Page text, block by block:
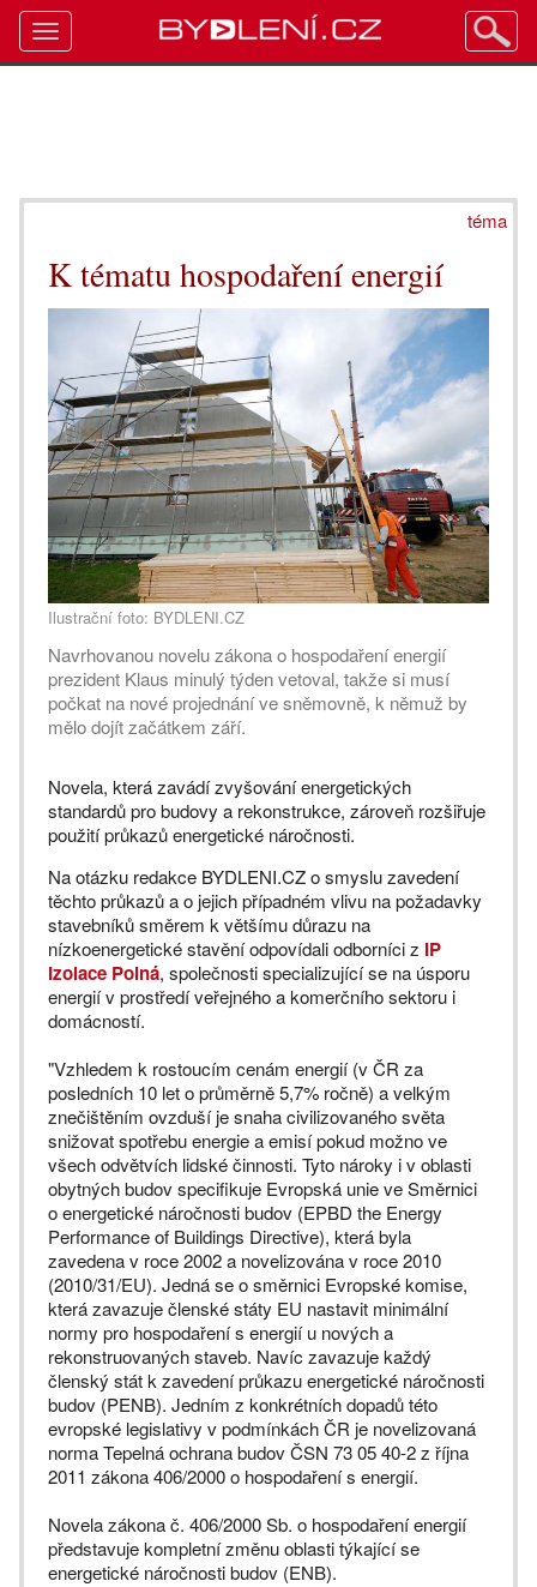
téma
K tématu hospodaření energií
Ilustrační foto: BYDLENI.CZ
Navrhovanou novelu zákona o hospodaření energií
prezident Klaus minulý týden vetoval, takže si musí
počkat na nové projednání ve sněmovně, k němuž by
mělo dojít začátkem září.
Novela, která zavádí zvyšování energetických
standardů pro budovy a rekonstrukce, zároveň rozšiřuje
použití průkazů energetické náročnosti.
Na otázku redakce BYDLENI.CZ o smyslu zavedení
těchto průkazů a o jejich případném vlivu na požadavky
stavebníků směrem k většímu důrazu na
nízkoenergetické stavění odpovídali odborníci z IP
Izolace Polná, společnosti specializující se na úsporu
energií v prostředí veřejného a komerčního sektoru i
domácností.
"Vzhledem k rostoucím cenám energií (v ČR za
posledních 10 let o průměrně 5,7% ročně) a velkým
znečištěním ovzduší je snaha civilizovaného světa
snižovat spotřebu energie a emisí pokud možno ve
všech odvětvích lidské činnosti. Tyto nároky i v oblasti
obytných budov specifikuje Evropská unie ve Směrnici
o energetické náročnosti budov (EPBD the Energy
Performance of Buildings Directive), která byla
zavedena v roce 2002 a novelizována v roce 2010
(2010/31/EU). Jedná se o směrnici Evropské komise,
která zavazuje členské státy EU nastavit minimální
normy pro hospodaření s energií u nových a
rekonstruovaných staveb. Navíc zavazuje každý
členský stát k zavedení průkazu energetické náročnosti
budov (PENB). Jedním z konkrétních dopadů této
evropské legislativy v podmínkách ČR je novelizovaná
norma Tepelná ochrana budov ČSN 73 05 40-2 z října
2011 zákona 406/2000 o hospodaření s energií.
Novela zákona č. 406/2000 Sb. o hospodaření energií
představuje kompletní změnu oblasti týkající se
energetické náročnosti budov (ENB).
Toggle
navigation